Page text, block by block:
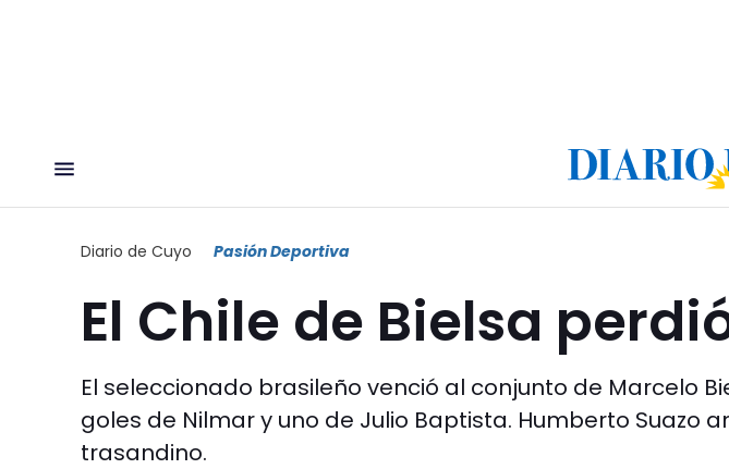
Diario de Cuyo Pasión Deportiva
El Chile de Bielsa
El seleccionado brasileño venció al conjunto de Marcelo
goles de Nilmar y uno de Julio Baptista. Humberto Suazo
trasandino.